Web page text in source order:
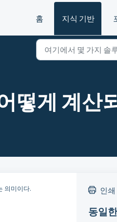
홈 지식 기반
떻게 계산
의미이다.
인쇄
동일